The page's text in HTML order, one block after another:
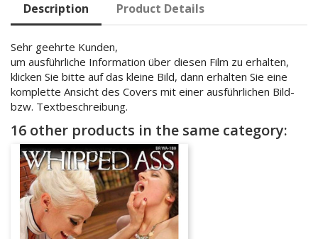
Description Product Details
Sehr geehrte Kunden,
um ausführliche Information über diesen Film zu erhalten,
klicken Sie bitte auf das kleine Bild, dann erhalten Sie eine
komplette Ansicht des Covers mit einer ausführlichen Bild-
bzw. Textbeschreibung.
16 other products in the same category: